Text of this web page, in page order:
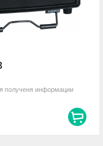
полученя информации